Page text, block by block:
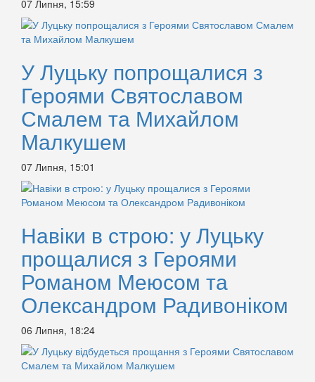
07 Липня, 15:59
У Луцьку попрощалися з
Героями Святославом
Смалем та Михайлом
Малкушем
07 Липня, 15:01
Навіки в строю: у Луцьку
прощалися з Героями
Романом Меюсом та
Олександром Радивоніком
06 Липня, 18:24